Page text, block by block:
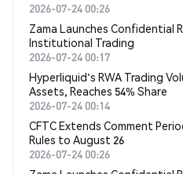
2026-07-24 00:26
Zama Launches Confidential
Institutional Trading
2026-07-24 00:17
Hyperliquid's RWA Trading
Assets, Reaches 54% Share
2026-07-24 00:14
CFTC Extends Comment
Rules to August 26
2026-07-24 00:26